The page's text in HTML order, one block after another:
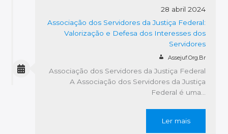
28 abril 2024
Associação dos Servidores da Justiça Federal:
Valorização e Defesa dos Interesses dos
Servidores
Assejuf.org.br
Associação dos Servidores da Justiça Federal
A Associação dos Servidores da Justiça
Federal é uma…
Ler mais